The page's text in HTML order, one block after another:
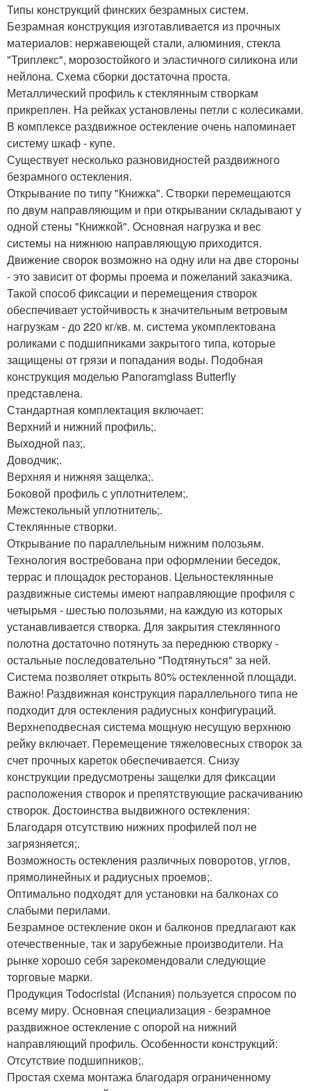
Типы конструкций финских безрамных систем.
Безрамная конструкция изготавливается из прочных
материалов: нержавеющей стали, алюминия, стекла
"Триплекс", морозостойкого и эластичного силикона или
нейлона. Схема сборки достаточна проста.
Металлический профиль к стеклянным створкам
прикреплен. На рейках установлены петли с колесиками.
В комплексе раздвижное остекление очень напоминает
систему шкаф - купе.
Существует несколько разновидностей раздвижного
безрамного остекления.
Открывание по типу "Книжка". Створки перемещаются
по двум направляющим и при открывании складывают у
одной стены "Книжкой". Основная нагрузка и вес
системы на нижнюю направляющую приходится.
Движение сворок возможно на одну или на две стороны
- это зависит от формы проема и пожеланий заказчика.
Такой способ фиксации и перемещения створок
обеспечивает устойчивость к значительным ветровым
нагрузкам - до 220 кг/кв. м. система укомплектована
роликами с подшипниками закрытого типа, которые
защищены от грязи и попадания воды. Подобная
конструкция моделью Panoramglass Butterfly
представлена.
Стандартная комплектация включает:
Верхний и нижний профиль;.
Выходной паз;.
Доводчик;.
Верхняя и нижняя защелка;.
Боковой профиль с уплотнителем;.
Межстекольный уплотнитель;.
Стеклянные створки.
Открывание по параллельным нижним полозьям.
Технология востребована при оформлении беседок,
террас и площадок ресторанов. Цельностеклянные
раздвижные системы имеют направляющие профиля с
четырьмя - шестью полозьями, на каждую из которых
устанавливается створка. Для закрытия стеклянного
полотна достаточно потянуть за переднюю створку -
остальные последовательно "Подтянуться" за ней.
Система позволяет открыть 80% остекленной площади.
Важно! Раздвижная конструкция параллельного типа не
подходит для остекления радиусных конфигураций.
Верхнеподвесная система мощную несущую верхнюю
рейку включает. Перемещение тяжеловесных створок за
счет прочных кареток обеспечивается. Снизу
конструкции предусмотрены защелки для фиксации
расположения створок и препятствующие раскачиванию
створок. Достоинства выдвижного остекления:
Благодаря отсутствию нижних профилей пол не
загрязняется;.
Возможность остекления различных поворотов, углов,
прямолинейных и радиусных проемов;.
Оптимально подходят для установки на балконах со
слабыми перилами.
Безрамное остекление окон и балконов предлагают как
отечественные, так и зарубежные производители. На
рынке хорошо себя зарекомендовали следующие
торговые марки.
Продукция Todocristal (Испания) пользуется спросом по
всему миру. Основная специализация - безрамное
раздвижное остекление с опорой на нижний
направляющий профиль. Особенности конструкций:
Отсутствие подшипников;.
Простая схема монтажа благодаря ограниченному